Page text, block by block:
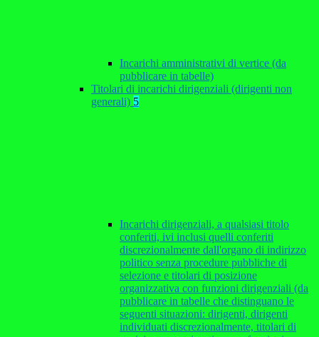
Incarichi amministrativi di vertice (da
pubblicare in tabelle)
Titolari di incarichi dirigenziali (dirigenti non
generali) 5
Incarichi dirigenziali, a qualsiasi titolo
conferiti, ivi inclusi quelli conferiti
discrezionalmente dall'organo di indirizzo
politico senza procedure pubbliche di
selezione e titolari di posizione
organizzativa con funzioni dirigenziali (da
pubblicare in tabelle che distinguano le
seguenti situazioni: dirigenti, dirigenti
individuati discrezionalmente, titolari di